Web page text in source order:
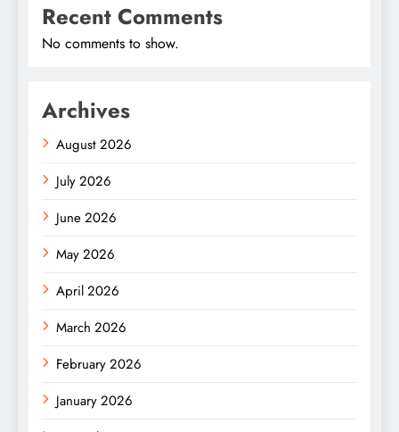
Recent Comments
No comments to show.
Archives
August 2026
July 2026
June 2026
May 2026
April 2026
March 2026
February 2026
January 2026